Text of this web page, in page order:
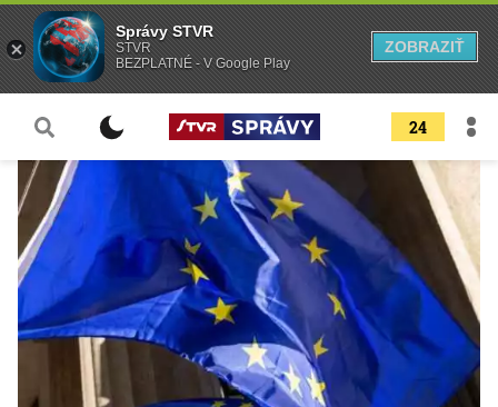
24
Správy STVR
STVR
BEZPLATNÉ - V Google Play
ZOBRAZIŤ